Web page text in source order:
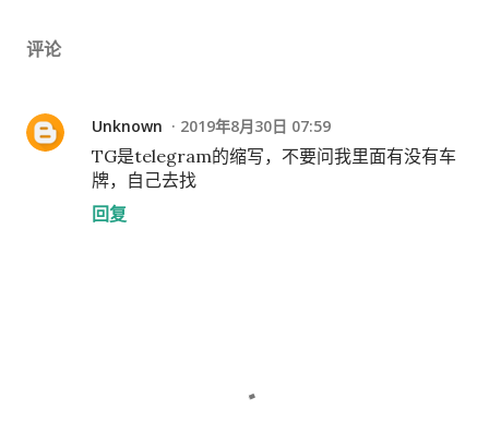
评论
Unknown 2019年8月30日 07:59
TG是telegram的缩写，不要问我里面有没有车
牌，自己去找
回复